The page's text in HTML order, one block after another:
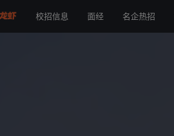
校招信息 面经 名企热招